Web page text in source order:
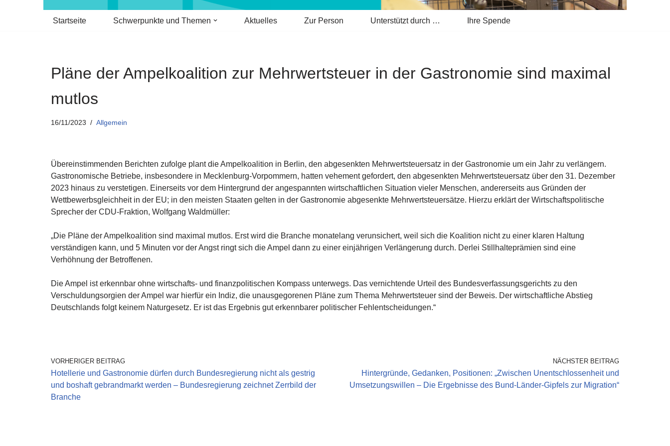
Startseite Schwerpunkte und Themen Aktuelles Zur Person Unterstützt durch … Ihre Spende
Pläne der Ampelkoalition zur Mehrwertsteuer in der Gastronomie sind maximal
mutlos
16/11/2023 Allgemein
Übereinstimmenden Berichten zufolge plant die Ampelkoalition in Berlin, den abgesenkten Mehrwertsteuersatz in der Gastronomie um ein Jahr zu verlängern.
Gastronomische Betriebe, insbesondere in Mecklenburg-Vorpommern, hatten vehement gefordert, den abgesenkten Mehrwertsteuersatz über den 31. Dezember
2023 hinaus zu verstetigen. Einerseits vor dem Hintergrund der angespannten wirtschaftlichen Situation vieler Menschen, andererseits aus Gründen der
Wettbewerbsgleichheit in der EU; in den meisten Staaten gelten in der Gastronomie abgesenkte Mehrwertsteuersätze. Hierzu erklärt der Wirtschaftspolitische
Sprecher der CDU-Fraktion, Wolfgang Waldmüller:
„Die Pläne der Ampelkoalition sind maximal mutlos. Erst wird die Branche monatelang verunsichert, weil sich die Koalition nicht zu einer klaren Haltung
verständigen kann, und 5 Minuten vor der Angst ringt sich die Ampel dann zu einer einjährigen Verlängerung durch. Derlei Stillhalteprämien sind eine
Verhöhnung der Betroffenen.
Die Ampel ist erkennbar ohne wirtschafts- und finanzpolitischen Kompass unterwegs. Das vernichtende Urteil des Bundesverfassungsgerichts zu den
Verschuldungsorgien der Ampel war hierfür ein Indiz, die unausgegorenen Pläne zum Thema Mehrwertsteuer sind der Beweis. Der wirtschaftliche Abstieg
Deutschlands folgt keinem Naturgesetz. Er ist das Ergebnis gut erkennbarer politischer Fehlentscheidungen.“
VORHERIGER BEITRAG
Hotellerie und Gastronomie dürfen durch Bundesregierung nicht als gestrig
und boshaft gebrandmarkt werden – Bundesregierung zeichnet Zerrbild der
Branche
NÄCHSTER BEITRAG
Hintergründe, Gedanken, Positionen: „Zwischen Unentschlossenheit und
Umsetzungswillen – Die Ergebnisse des Bund-Länder-Gipfels zur Migration“